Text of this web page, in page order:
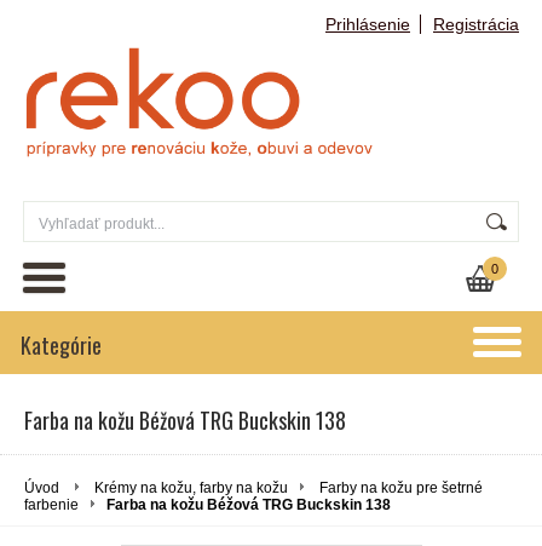
Prihlásenie Registrácia
0
Kategórie
Farba na kožu Béžová TRG Buckskin 138
Úvod Krémy na kožu, farby na kožu
Farby na kožu pre šetrné
farbenie
Farba na kožu Béžová TRG Buckskin 138